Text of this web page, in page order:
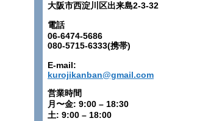
大阪市西淀川区出来島2-3-32
電話
06-6474-5686
080-5715-6333(携帯)
E-mail:
kurojikanban@gmail.com
営業時間
月〜金: 9:00 – 18:30
土: 9:00 – 18:00